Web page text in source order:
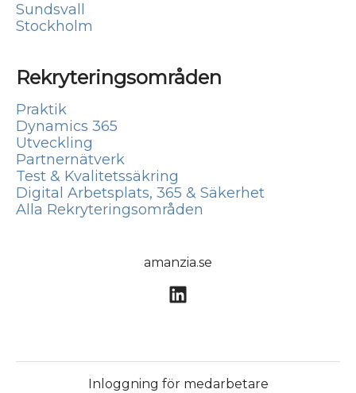
Sundsvall
Stockholm
Rekryteringsområden
Praktik
Dynamics 365
Utveckling
Partnernätverk
Test & Kvalitetssäkring
Digital Arbetsplats, 365 & Säkerhet
Alla Rekryteringsområden
amanzia.se
Inloggning för medarbetare